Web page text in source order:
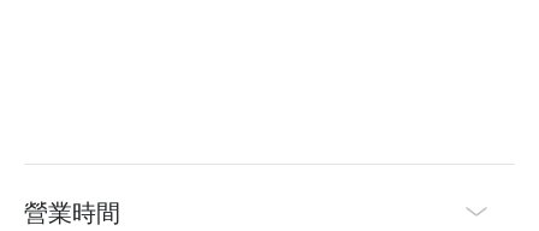
營業時間